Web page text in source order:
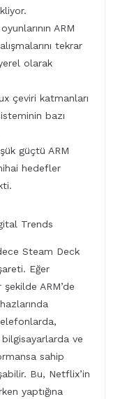
ARM
tekrar
olarak
çeviri katmanları
bazı
güçtü ARM
hedefler
Trends
Steam Deck
Eğer
ARM’de
ve
sahip
Bu, Netflix’in
yaptığına